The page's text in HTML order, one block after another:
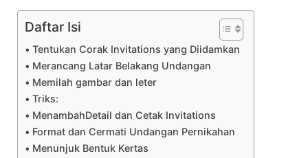
Daftar Isi
Tentukan Corak Invitations yang Diidamkan
Merancang Latar Belakang Undangan
Memilah gambar dan leter
Triks:
MenambahDetail dan Cetak Invitations
Format dan Cermati Undangan Pernikahan
Menunjuk Bentuk Kertas